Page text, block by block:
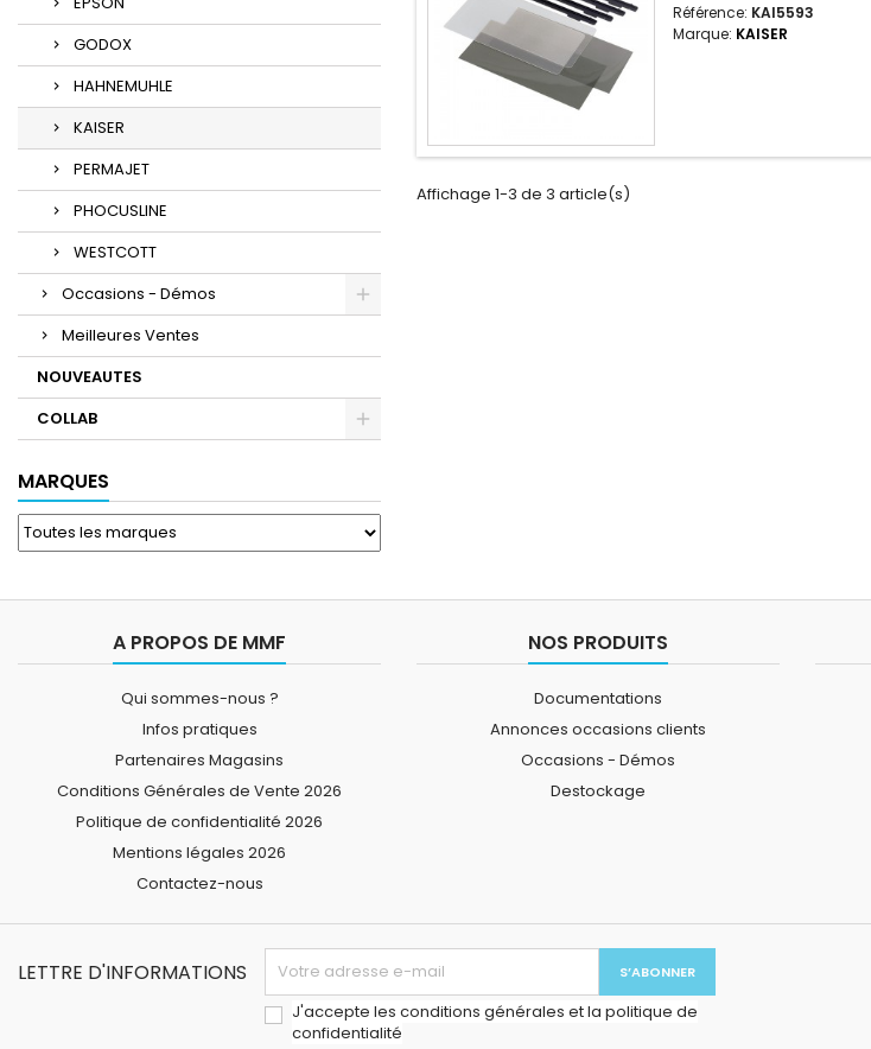
GODOX
HAHNEMUHLE
KAISER
PERMAJET
PHOCUSLINE
WESTCOTT
Occasions - Démos
Meilleures Ventes
NOUVEAUTES
COLLAB
MARQUES
Référence: KAI5593
Marque: KAISER
Affichage 1-3 de 3 article(s)
A PROPOS DE MMF
Qui sommes-nous ?
Infos pratiques
Partenaires Magasins
Conditions Générales de Vente 2026
Politique de confidentialité 2026
Mentions légales 2026
Contactez-nous
NOS PRODUITS
Documentations
Annonces occasions clients
Occasions - Démos
Destockage
LETTRE D'INFORMATIONS
J'accepte les conditions générales et la politique de
confidentialité